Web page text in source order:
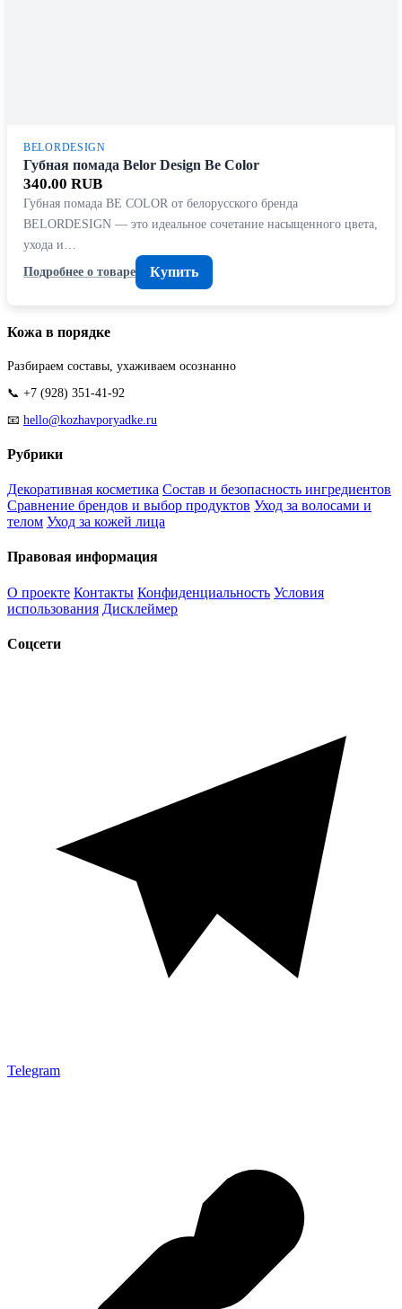
BELORDESIGN
Губная помада Belor Design Be Color
340.00 RUB
Губная помада BE COLOR от белорусского бренда
BELORDESIGN — это идеальное сочетание насыщенного цвета,
ухода и…
Подробнее о товаре
Купить
Кожа в порядке
Разбираем составы, ухаживаем осознанно
📞 +7 (928) 351-41-92
📧 hello@kozhavporyadke.ru
Рубрики
Декоративная косметика Состав и безопасность ингредиентов
Сравнение брендов и выбор продуктов Уход за волосами и
телом Уход за кожей лица
Правовая информация
О проекте Контакты Конфиденциальность Условия
использования Дисклеймер
Соцсети
Telegram